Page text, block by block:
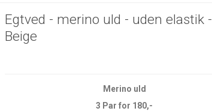
Egtved - merino uld - uden elastik -
Beige
Merino uld
3 Par for 180,-